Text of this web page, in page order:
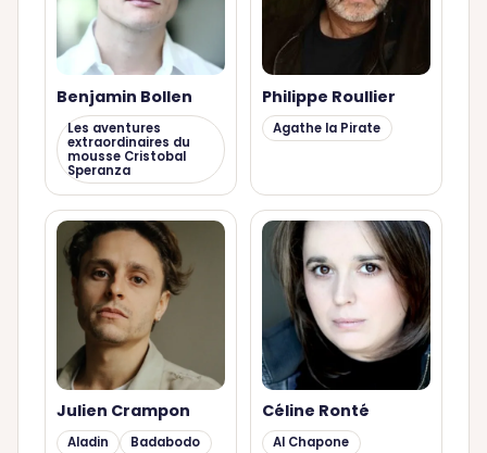
Benjamin Bollen
Les aventures
extraordinaires du
mousse Cristobal
Speranza
Philippe Roullier
Agathe la Pirate
Julien Crampon
Aladin
Badabodo
Céline Ronté
Al Chapone